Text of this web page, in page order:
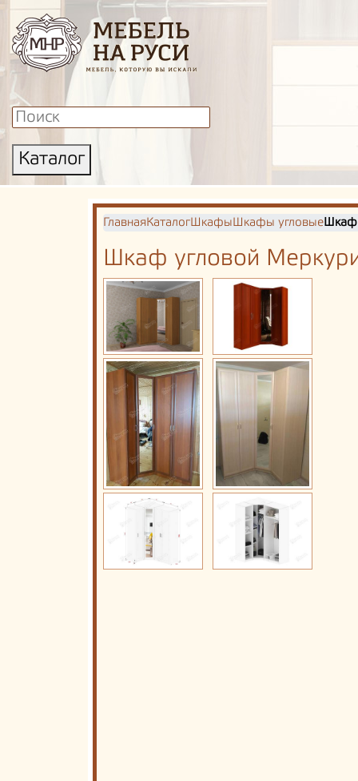
Каталог
ГлавнаяКаталогШкафыШкафы угловыеШкаф
Шкаф угловой